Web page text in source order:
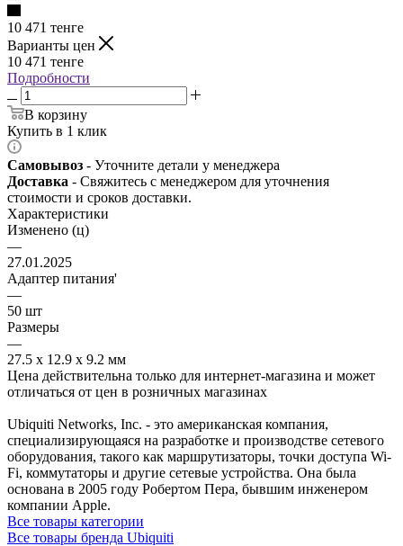
10 471 тенге
Варианты цен
10 471 тенге
Подробности
В корзину
Купить в 1 клик
Самовывоз - Уточните детали у менеджера
Доставка - Свяжитесь с менеджером для уточнения
стоимости и сроков доставки.
Характеристики
Изменено (ц)
—
27.01.2025
Адаптер питания'
—
50 шт
Размеры
—
27.5 х 12.9 х 9.2 мм
Цена действительна только для интернет-магазина и может
отличаться от цен в розничных магазинах
Ubiquiti Networks, Inc. - это американская компания,
специализирующаяся на разработке и производстве сетевого
оборудования, такого как маршрутизаторы, точки доступа Wi-
Fi, коммутаторы и другие сетевые устройства. Она была
основана в 2005 году Робертом Пера, бывшим инженером
компании Apple.
Все товары категории
Все товары бренда Ubiquiti